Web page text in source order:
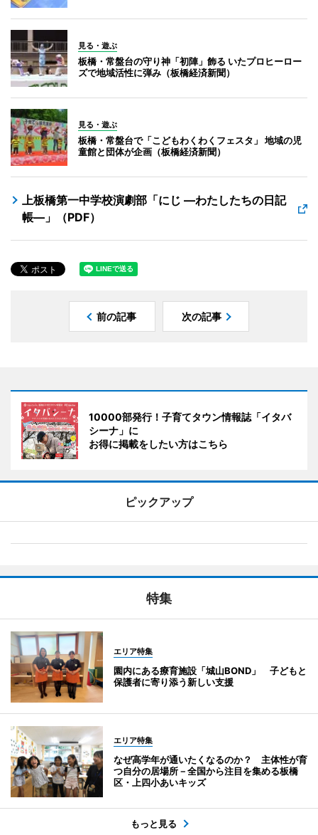
見る・遊ぶ
板橋・常盤台の守り神「初陣」飾る いたプロヒーロー
ズで地域活性に弾み（板橋経済新聞）
見る・遊ぶ
板橋・常盤台で「こどもわくわくフェスタ」 地域の児
童館と団体が企画（板橋経済新聞）
上板橋第一中学校演劇部「にじ ―わたしたちの日記
帳―」（PDF）
前の記事 次の記事
10000部発行！子育てタウン情報誌「イタバ
シーナ」に
お得に掲載をしたい方はこちら
ピックアップ
特集
エリア特集
園内にある療育施設「城山BOND」 子どもと
保護者に寄り添う新しい支援
エリア特集
なぜ高学年が通いたくなるのか？ 主体性が育
つ自分の居場所－全国から注目を集める板橋
区・上四小あいキッズ
もっと見る